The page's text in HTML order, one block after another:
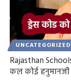
UNCATEGORIZED
Rajasthan
कल कोई